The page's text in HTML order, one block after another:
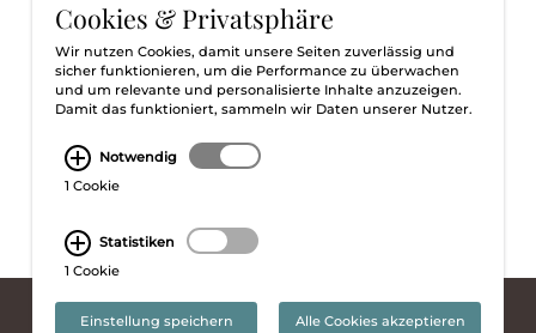
Cookies & Privatsphäre
Wir nutzen Cookies, damit unsere Seiten zuverlässig und
sicher funktionieren, um die Performance zu überwachen
und um relevante und personalisierte Inhalte anzuzeigen.
Damit das funktioniert, sammeln wir Daten unserer Nutzer.
Notwendig
1 Cookie
Statistiken
1 Cookie
Einstellung speichern Alle Cookies akzeptieren